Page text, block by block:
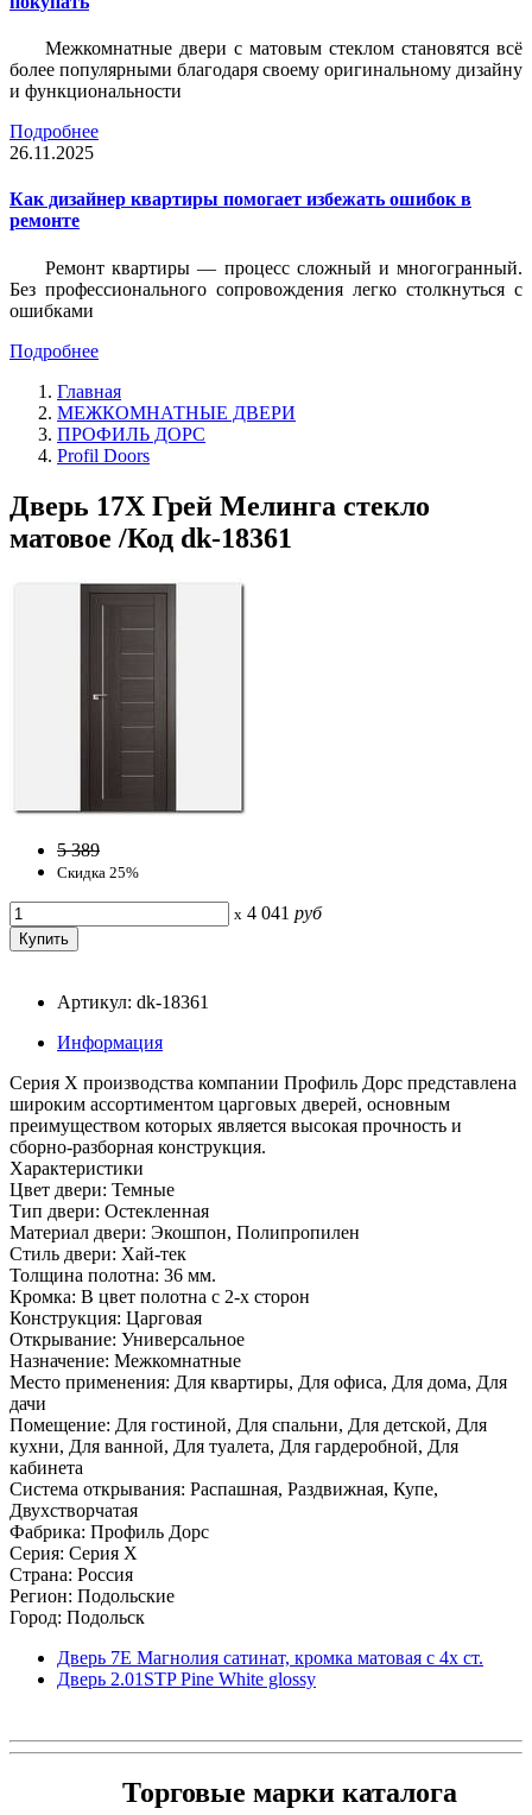
Межкомнатные двери с матовым стеклом становятся всё
более популярными благодаря своему оригинальному дизайну
и функциональности
Подробнее
26.11.2025
Как дизайнер квартиры помогает избежать ошибок в
ремонте
Ремонт квартиры — процесс сложный и многогранный.
Без профессионального сопровождения легко столкнуться с
ошибками
Подробнее
Главная
МЕЖКОМНАТНЫЕ ДВЕРИ
ПРОФИЛЬ ДОРС
Profil Doors
Дверь 17X Грей Мелинга стекло
матовое /Код dk-18361
5 389
Скидка 25%
x 4 041 руб
Артикул: dk-18361
Информация
Серия Х производства компании Профиль Дорс представлена
широким ассортиментом царговых дверей, основным
преимуществом которых является высокая прочность и
сборно-разборная конструкция.
Характеристики
Цвет двери: Темные
Тип двери: Остекленная
Материал двери: Экошпон, Полипропилен
Стиль двери: Хай-тек
Толщина полотна: 36 мм.
Кромка: В цвет полотна с 2-х сторон
Конструкция: Царговая
Открывание: Универсальное
Назначение: Межкомнатные
Место применения: Для квартиры, Для офиса, Для дома, Для
дачи
Помещение: Для гостиной, Для спальни, Для детской, Для
кухни, Для ванной, Для туалета, Для гардеробной, Для
кабинета
Система открывания: Распашная, Раздвижная, Купе,
Двухстворчатая
Фабрика: Профиль Дорс
Серия: Серия X
Страна: Россия
Регион: Подольские
Город: Подольск
Дверь 7Е Магнолия сатинат, кромка матовая с 4х ст.
Дверь 2.01STP Pine White glossy
Торговые марки каталога